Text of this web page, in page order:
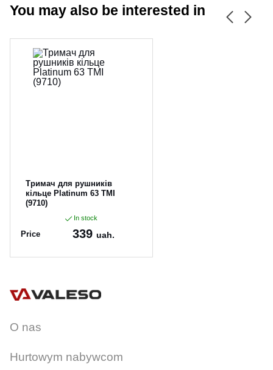
You may also be interested in
Тримач для рушників
кільце Platinum 63 TMI
(9710)
In stock
Price 339 uah.
O nas
Hurtowym nabywcom